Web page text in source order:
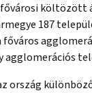
költözött
187
ország